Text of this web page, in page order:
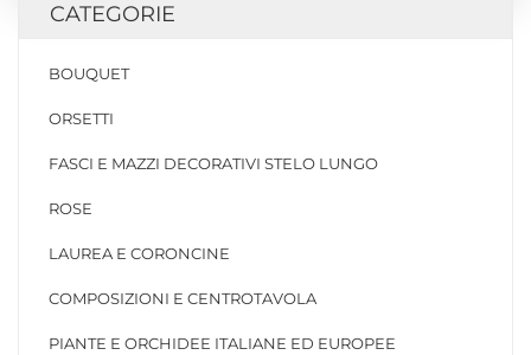
CATEGORIE
BOUQUET
ORSETTI
FASCI E MAZZI DECORATIVI STELO LUNGO
ROSE
LAUREA E CORONCINE
COMPOSIZIONI E CENTROTAVOLA
PIANTE E ORCHIDEE ITALIANE ED EUROPEE